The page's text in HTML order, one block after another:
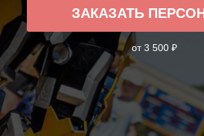
ЗАКАЗАТЬ
от 3 500 ₽